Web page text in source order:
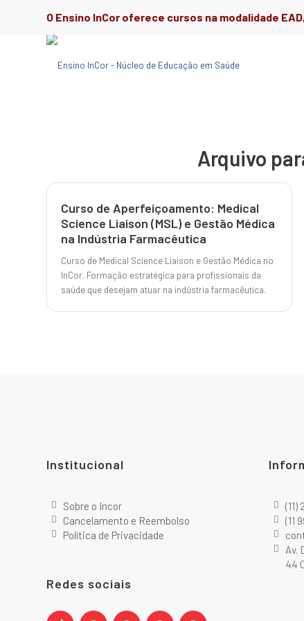
O Ensino InCor oferece cursos na modalidade
Arquivo
Curso de Aperfeiçoamento: Medical
Science Liaison (MSL) e Gestão Médica
na Indústria Farmacêutica
Curso de Medical Science Liaison e Gestão Médica no
InCor. Formação estratégica para profissionais da
saúde que desejam atuar na indústria farmacêutica.
Institucional
Sobre o Incor
Cancelamento e Reembolso
Política de Privacidade
Redes sociais
(11)
(11
Av.
44